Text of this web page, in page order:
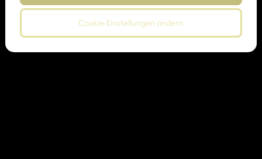
Cookie-Einstellungen ändern